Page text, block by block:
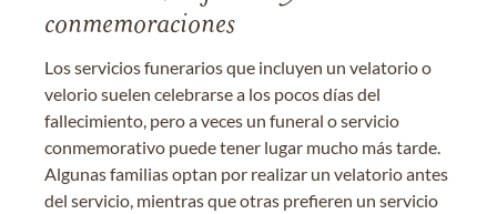
conmemoraciones
Los servicios funerarios que incluyen un velatorio o
velorio suelen celebrarse a los pocos días del
fallecimiento, pero a veces un funeral o servicio
conmemorativo puede tener lugar mucho más tarde.
Algunas familias optan por realizar un velatorio antes
del servicio, mientras que otras prefieren un servicio